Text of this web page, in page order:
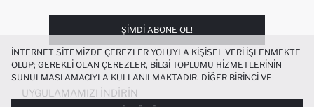
ŞIMDI ABONE OL!
UYGULAMAMIZI İNDIRIN
İNTERNET SITEMIZDE ÇEREZLER YOLUYLA KIŞISEL VERI IŞLENMEKTE
OLUP; GEREKLI OLAN ÇEREZLER, BILGI TOPLUMU HIZMETLERININ
SUNULMASI AMACIYLA KULLANILMAKTADIR. DIĞER BIRINCI VE
ÜÇÜNCÜ TARAF ÇEREZLER ISE SIZE DAHA IYI BIR ALIŞVERIŞ
DENEYIMI SUNULABILMESI, SITEMIZIN DAHA IŞLEVSEL KILINMASI VE